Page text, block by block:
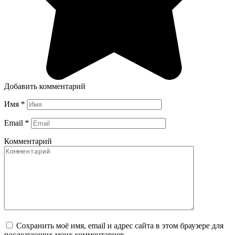
Добавить комментарий
Имя *
Email *
Комментарий
Сохранить моё имя, email и адрес сайта в этом браузере для